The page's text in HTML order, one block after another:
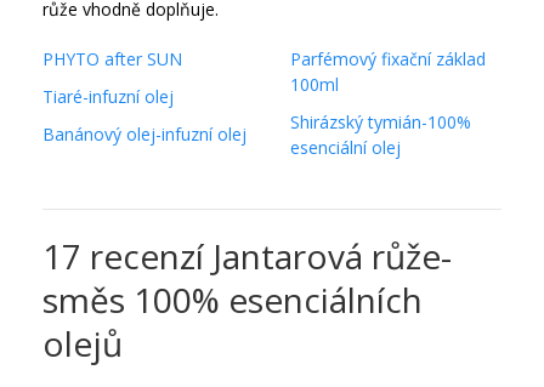
růže vhodně doplňuje.
PHYTO after SUN
Tiaré-infuzní olej
Banánový olej-infuzní olej
Parfémový fixační základ
100ml
Shirázský tymián-100%
esenciální olej
17 recenzí Jantarová růže-
směs 100% esenciálních
olejů